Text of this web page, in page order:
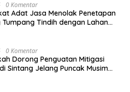
0 Komentar
Adat Jasa Menolak Penetapan
Tumpang Tindih dengan Lahan
0 Komentar
Dorong Penguatan Mitigasi
Sintang Jelang Puncak Musim